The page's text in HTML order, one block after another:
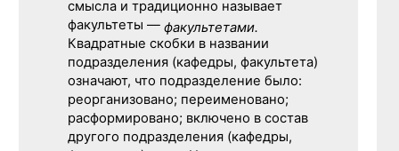
смысла и традиционно называет
факультеты — факультетами.
Квадратные скобки в названии
подразделения (кафедры, факультета)
означают, что подразделение было:
реорганизовано; переименовано;
расформировано; включено в состав
другого подразделения (кафедры,